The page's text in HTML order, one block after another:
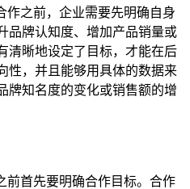
作之前，企业需要先明确自身
品牌认知度、增加产品销量或
清晰地设定了目标，才能在后
性，并且能够用具体的数据来
牌知名度的变化或销售额的增
前首先要明确合作目标。合作